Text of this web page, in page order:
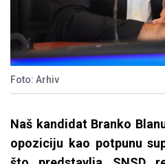
Foto: Arhiv
Naš kandidat Branko
opoziciju kao potpunu